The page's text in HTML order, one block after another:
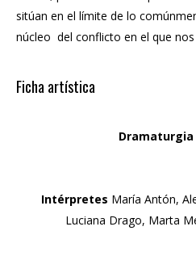
sitúan en el límite de lo
núcleo del conflicto en el que
Ficha artística
Dramaturgia
Intérpretes María Antón,
Luciana Drago, Marta